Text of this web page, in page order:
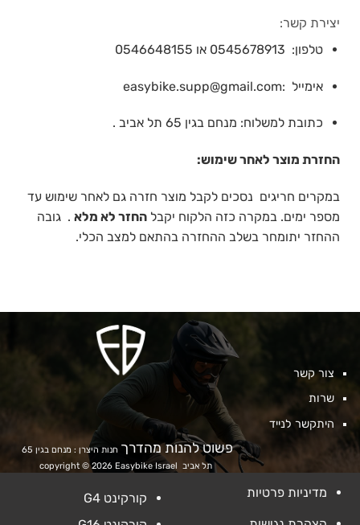
יצירת קשר:
טלפון: 0545678913 או 0546648155
אימייל :easybike.supp@gmail.com
כתובת למשלוח: מנחם בגין 65 תל אביב .
החזרת מוצר לאחר שימוש:
במקרים חריגים נסכים לקבל מוצר חזרה גם לאחר שימוש עד
מספר ימים. במקרה כזה הלקוח יקבל החזר לא מלא . גובה
ההחזר יתומחר בשלב ההחזרה בהתאם למצב הכלי.
פשוט להנות מהדרך
תל אביב
צור קשר
שרות
היתקשר לנייד
מדיניות פרטיות
קורקינט G4